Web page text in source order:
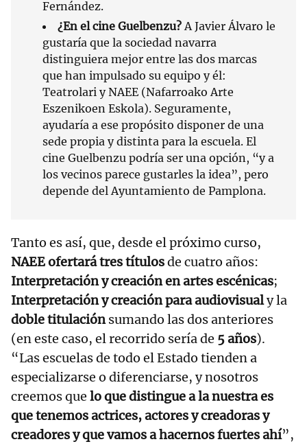
Fernández.
¿En el cine Guelbenzu?A Javier Álvaro le
gustaría que la sociedad navarra
distinguiera mejor entre las dos marcas
que han impulsado su equipo y él:
Teatrolari y NAEE (Nafarroako Arte
Eszenikoen Eskola). Seguramente,
ayudaría a ese propósito disponer de una
sede propia y distinta para la escuela. El
cine Guelbenzu podría ser una opción, “y a
los vecinos parece gustarles la idea”, pero
depende del Ayuntamiento de Pamplona.
Tanto es así, que, desde el próximo curso,
NAEE ofertará tres títulosde cuatro años:
Interpretación y creación en artes escénicas;
Interpretación y creación para audiovisualy la
doble titulaciónsumando las dos anteriores
(en este caso, el recorrido sería de 5 años).
“Las escuelas de todo el Estado tienden a
especializarse o diferenciarse, y nosotros
creemos que lo que distingue a la nuestra es
que tenemos actrices, actores y creadoras y
creadores y que vamos a hacernos fuertes ahí”,